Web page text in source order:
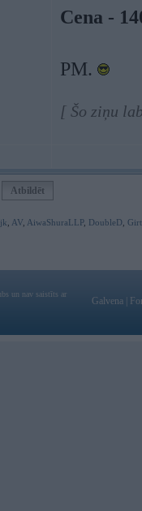
Cena -
PM.
[ Šo ziņu
Atbildēt
AV AiwaShuraLLP, DoubleD
un nav saistīts ar
Galvena